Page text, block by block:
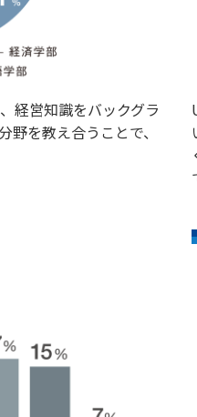
経営知識をバックグラ
を教え合うことで、